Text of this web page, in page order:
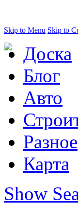
Skip to Menu Skip to
Доска
Блог
Авто
Разное
Карта
Show